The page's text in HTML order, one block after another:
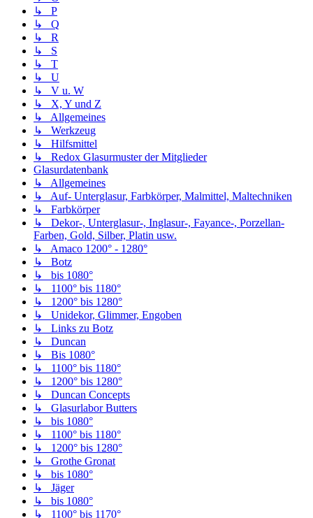
↳ P
↳ Q
↳ R
↳ S
↳ T
↳ U
↳ V u. W
↳ X, Y und Z
↳ Allgemeines
↳ Werkzeug
↳ Hilfsmittel
↳ Redox Glasurmuster der Mitglieder
Glasurdatenbank
↳ Allgemeines
↳ Auf- Unterglasur, Farbkörper, Malmittel, Maltechniken
↳ Farbkörper
↳ Dekor-, Unterglasur-, Inglasur-, Fayance-, Porzellan-
Farben, Gold, Silber, Platin usw.
↳ Amaco 1200° - 1280°
↳ Botz
↳ bis 1080°
↳ 1100° bis 1180°
↳ 1200° bis 1280°
↳ Unidekor, Glimmer, Engoben
↳ Links zu Botz
↳ Duncan
↳ Bis 1080°
↳ 1100° bis 1180°
↳ 1200° bis 1280°
↳ Duncan Concepts
↳ Glasurlabor Butters
↳ bis 1080°
↳ 1100° bis 1180°
↳ 1200° bis 1280°
↳ Grothe Gronat
↳ bis 1080°
↳ Jäger
↳ bis 1080°
↳ 1100° bis 1170°